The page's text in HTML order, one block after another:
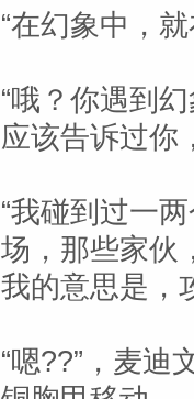
“在幻象中，
“哦？你遇到
应该告诉过你
“我碰到过一
场，那些家伙
我的意思是，
“嗯??”，麦迪